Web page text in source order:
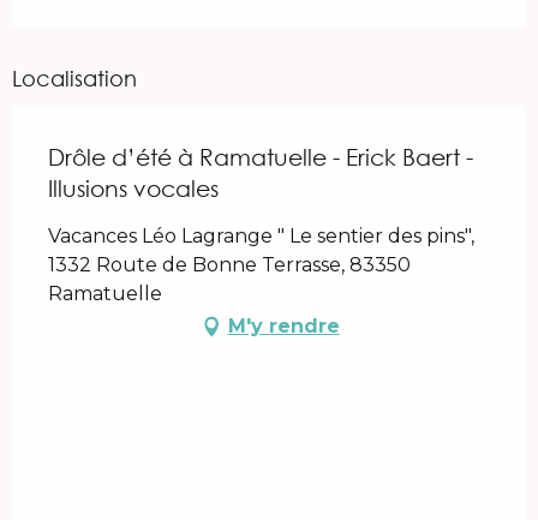
Localisation
Drôle d’été à Ramatuelle - Erick Baert -
Illusions vocales
Vacances Léo Lagrange " Le sentier des pins",
1332 Route de Bonne Terrasse, 83350
Ramatuelle
M'y rendre